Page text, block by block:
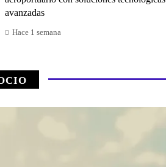
avanzadas
Hace 1 semana